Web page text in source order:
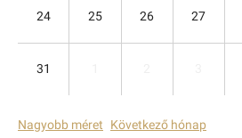
24 25 26 27
31
Nagyobb méret Következő hónap